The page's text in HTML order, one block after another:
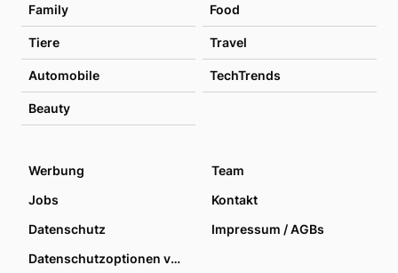
Family Food
Tiere Travel
Automobile TechTrends
Beauty
Werbung
Team
Jobs
Kontakt
Datenschutz
Impressum / AGBs
Datenschutzoptionen verwalten